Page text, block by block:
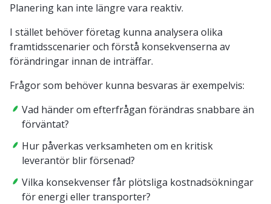
Planering kan inte längre vara reaktiv.
I stället behöver företag kunna analysera olika
framtidsscenarier och förstå konsekvenserna av
förändringar innan de inträffar.
Frågor som behöver kunna besvaras är exempelvis:
Vad händer om efterfrågan förändras snabbare än
förväntat?
Hur påverkas verksamheten om en kritisk
leverantör blir försenad?
Vilka konsekvenser får plötsliga kostnadsökningar
för energi eller transporter?